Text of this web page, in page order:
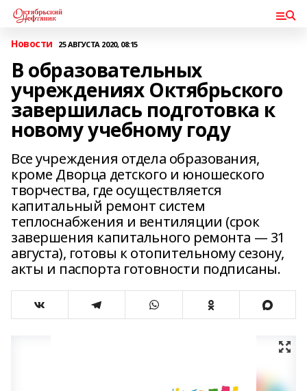
Новости 25 АВГУСТА 2020, 08:15
В образовательных
учреждениях Октябрьского
завершилась подготовка к
новому учебному году
Все учреждения отдела образования,
кроме Дворца детского и юношеского
творчества, где осуществляется
капитальный ремонт систем
теплоснабжения и вентиляции (срок
завершения капитального ремонта — 31
августа), готовы к отопительному сезону,
акты и паспорта готовности подписаны.